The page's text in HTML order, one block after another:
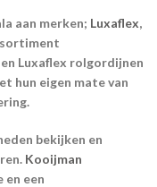
aan merken; Luxaflex,
Luxaflex rolgordijnen
hun eigen mate van
bekijken en
Kooijman
en een